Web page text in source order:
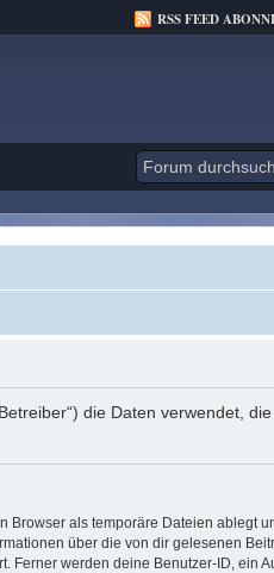
RSS FEED
die Daten verwendet,
als temporäre Dateien ablegt
über die von dir gelesenen
werden deine Benutzer-ID, ein